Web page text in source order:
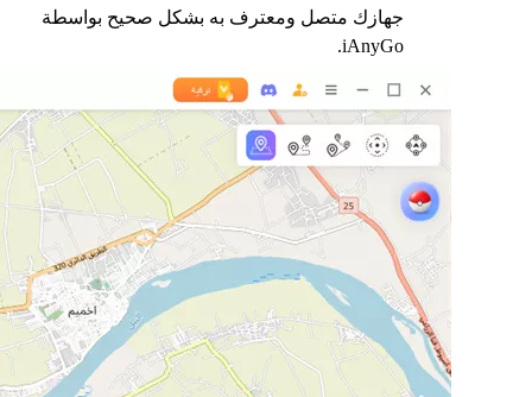
جهازك متصل ومعترف به بشكل صحيح بواسطة
iAnyGo.